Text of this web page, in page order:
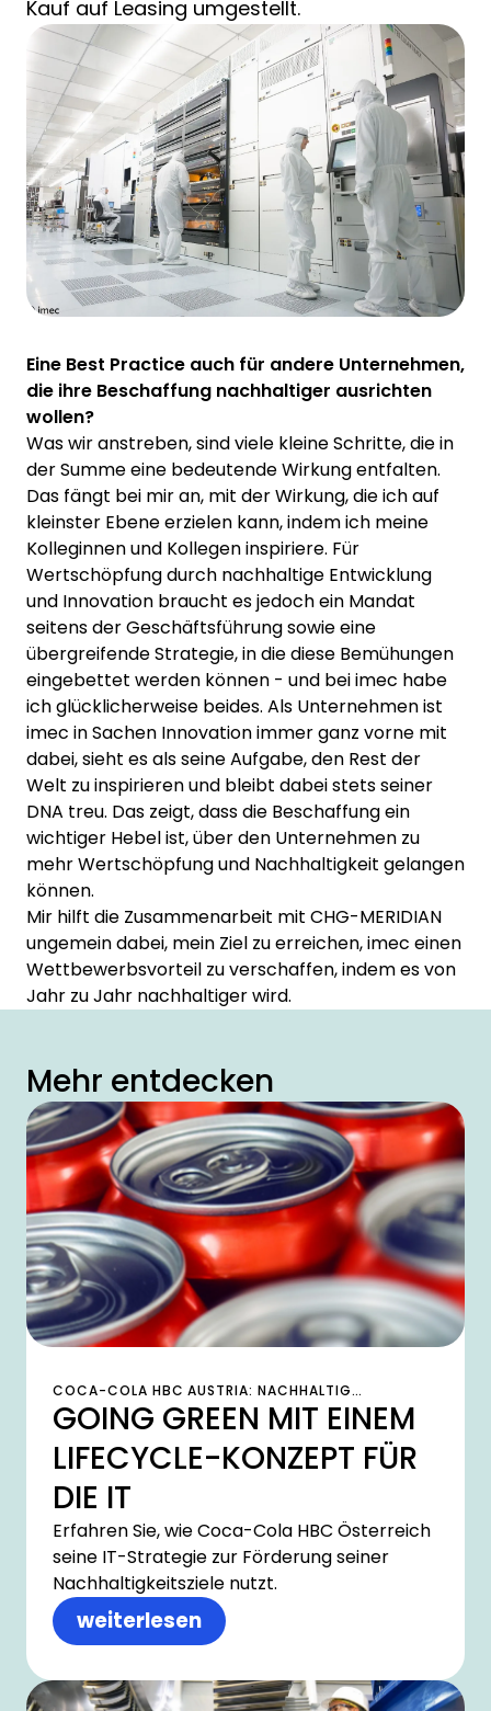
Kauf auf Leasing umgestellt.
Eine Best Practice auch für andere Unternehmen,
die ihre Beschaffung nachhaltiger ausrichten
wollen?
Was wir anstreben, sind viele kleine Schritte, die in
der Summe eine bedeutende Wirkung entfalten.
Das fängt bei mir an, mit der Wirkung, die ich auf
kleinster Ebene erzielen kann, indem ich meine
Kolleginnen und Kollegen inspiriere. Für
Wertschöpfung durch nachhaltige Entwicklung
und Innovation braucht es jedoch ein Mandat
seitens der Geschäftsführung sowie eine
übergreifende Strategie, in die diese Bemühungen
eingebettet werden können - und bei imec habe
ich glücklicherweise beides. Als Unternehmen ist
imec in Sachen Innovation immer ganz vorne mit
dabei, sieht es als seine Aufgabe, den Rest der
Welt zu inspirieren und bleibt dabei stets seiner
DNA treu. Das zeigt, dass die Beschaffung ein
wichtiger Hebel ist, über den Unternehmen zu
mehr Wertschöpfung und Nachhaltigkeit gelangen
können.
Mir hilft die Zusammenarbeit mit CHG-MERIDIAN
ungemein dabei, mein Ziel zu erreichen, imec einen
Wettbewerbsvorteil zu verschaffen, indem es von
Jahr zu Jahr nachhaltiger wird.
Mehr entdecken
COCA-COLA HBC AUSTRIA: NACHHALTIG
ERFOLGREICH MIT CHG-MERIDIAN
GOING GREEN MIT EINEM
LIFECYCLE-KONZEPT FÜR
DIE IT
Erfahren Sie, wie Coca-Cola HBC Österreich
seine IT-Strategie zur Förderung seiner
Nachhaltigkeitsziele nutzt.
weiterlesen